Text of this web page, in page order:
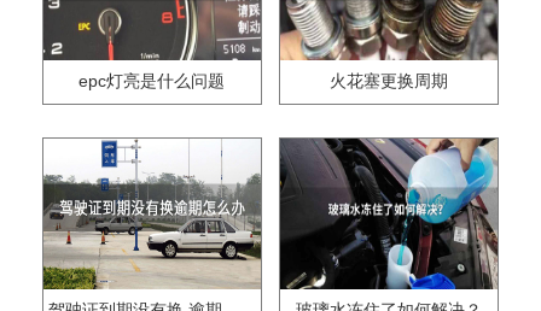
epc灯亮是什么问题 火花塞更换周期